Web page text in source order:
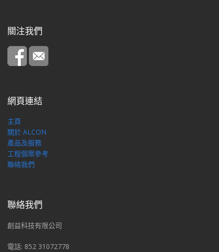
關注我們
網頁連結
主頁
關於 ALCON
產品及服務
工程個案參考
聯絡我們
聯絡我們
創益科技有限公司
電話: 852 31072778